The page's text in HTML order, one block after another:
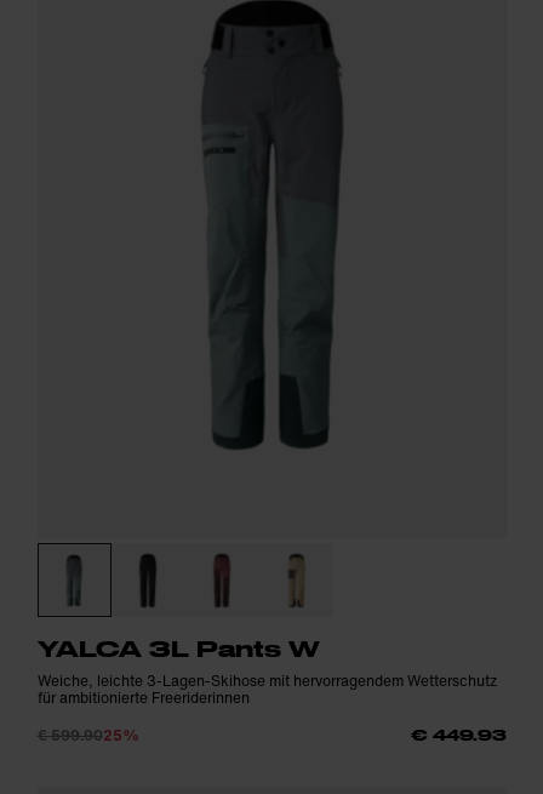
YALCA 3L Pants W
Weiche, leichte 3-Lagen-Skihose mit hervorragendem Wetterschutz
für ambitionierte Freeriderinnen
€ 599.9025% € 449.93